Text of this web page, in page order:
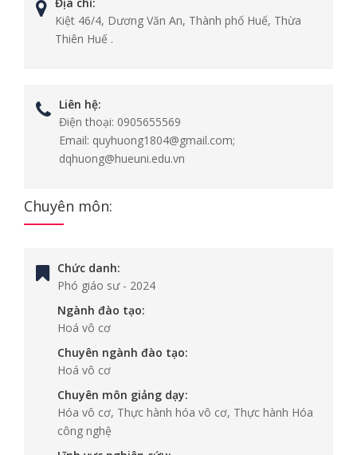
Kiệt 46/4, Dương Văn An, Thành phố Huế, Thừa
Thiên Huế .
Liên hệ:
Điện thoại: 0905655569
Email: quyhuong1804@gmail.com;
dqhuong@hueuni.edu.vn
Chuyên môn:
Chức danh:
Phó giáo sư- 2024
Ngành đào tạo:
Hoá vô cơ
Chuyên ngành đào tạo:
Hoá vô cơ
Chuyên môn giảng dạy:
Hóa vô cơ, Thực hành hóa vô cơ, Thực hành Hóa
công nghệ